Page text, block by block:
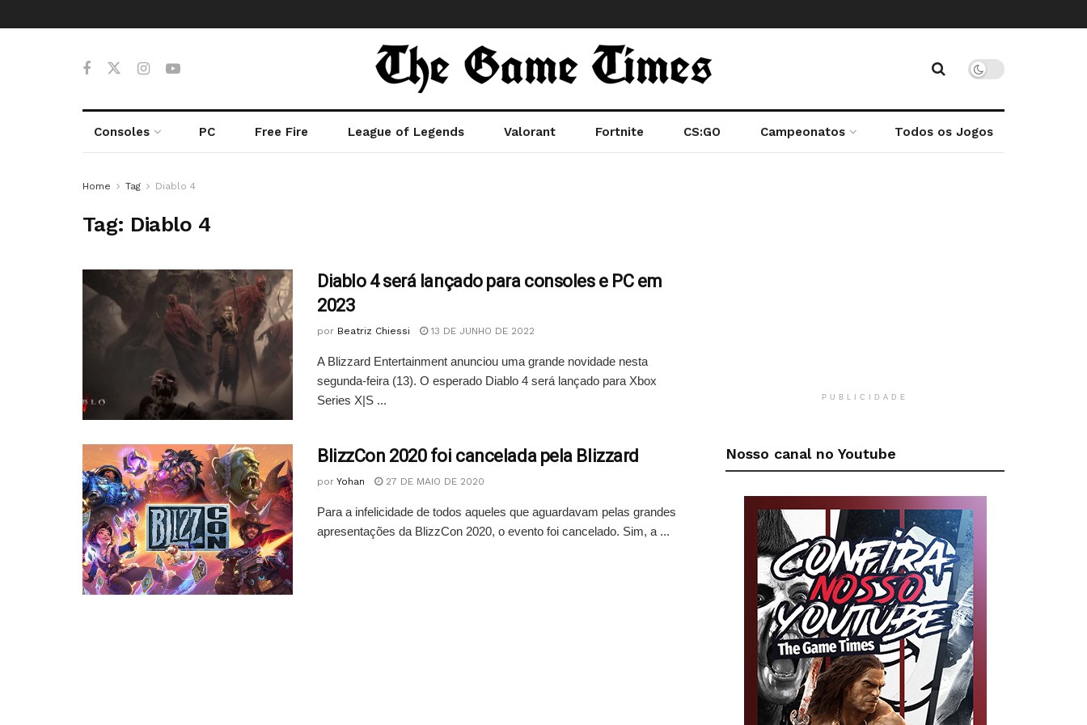
Consoles PC Free Fire League of Legends Valorant Fortnite CS:GO Campeonatos Todos os Jogos
Home Tag Diablo 4
Tag: Diablo 4
Diablo 4 será lançado para consoles e PC em
2023
por Beatriz Chiessi 13 DE JUNHO DE 2022
A Blizzard Entertainment anunciou uma grande novidade nesta
segunda-feira (13). O esperado Diablo 4 será lançado para Xbox
Series X|S ...
BlizzCon 2020 foi cancelada pela Blizzard
por Yohan 27 DE MAIO DE 2020
Para a infelicidade de todos aqueles que aguardavam pelas grandes
apresentações da BlizzCon 2020, o evento foi cancelado. Sim, a ...
PUBLICIDADE
Nosso canal no Youtube